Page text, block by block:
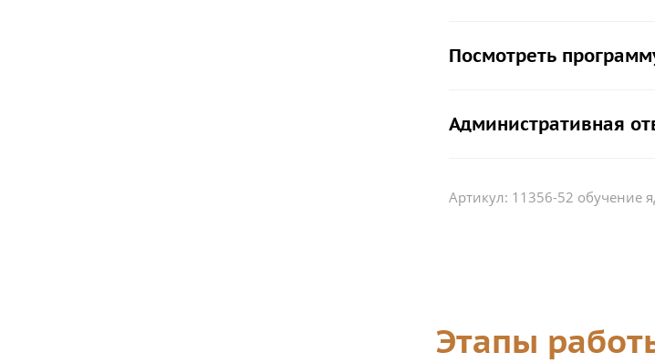
Посмотреть
Административная
Артикул: 11356-52 обучение
Этапы